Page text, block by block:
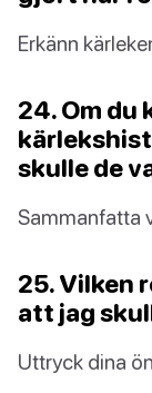
Erkänn
24. Om du
skulle de
Sammanfatta
25. Vilken
att jag
Uttryck dina